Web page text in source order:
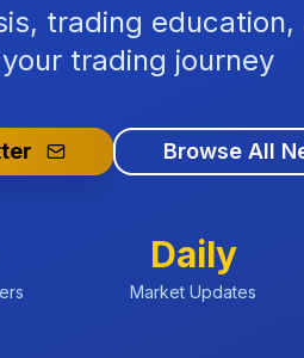
trading
trading journey
Browse All
Daily
Market Updates